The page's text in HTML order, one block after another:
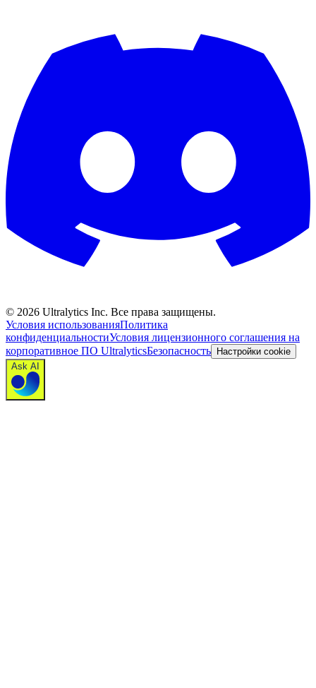
© 2026 Ultralytics Inc. Все права защищены.
Условия использованияПолитика
конфиденциальностиУсловия лицензионного соглашения на
корпоративное ПО UltralyticsБезопасность
Настройки cookie
Ask AI